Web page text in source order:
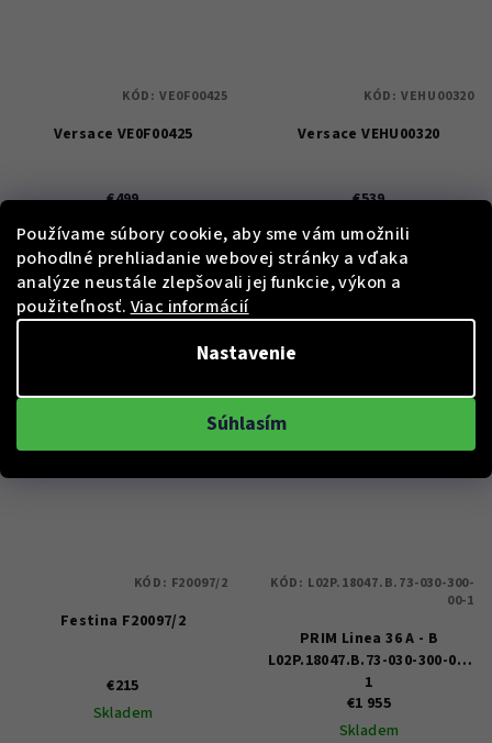
Používame súbory cookie, aby sme vám umožnili
pohodlné prehliadanie webovej stránky a vďaka
analýze neustále zlepšovali jej funkcie, výkon a
použiteľnosť. Viac informácií
Nastavenie
Súhlasím
Versace VE0F00425
€499
€1 002
Skladem
KÓD: VE0F00425
Versace VEHU00320
€539
€1 080
50 %)
Skladem
KÓD: VEHU00320
Festina F20097/2
€215
Skladem
KÓD: F20097/2
PRIM Linea 36 A - B
L02P.18047.B.73-030-300-00-
1
€1 955
Skladem
KÓD: L02P.18047.B.73-030-300-
00-1